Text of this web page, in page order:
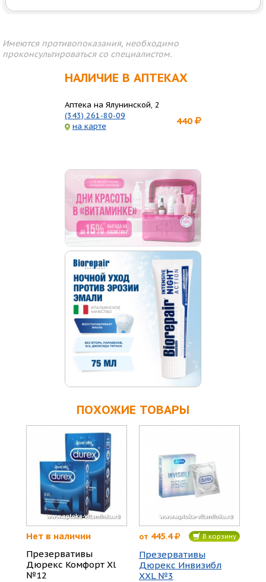
Имеются противопоказания, необходимо
проконсультироваться со специалистом.
НАЛИЧИЕ В АПТЕКАХ
Аптека на Ялунинской, 2
(343) 261-80-09
на карте
440
ПОХОЖИЕ ТОВАРЫ
Нет в наличии
Презервативы
Дюрекс Комфорт Xl
№12
от 445.4 В корзину
Презервативы
Дюрекс Инвизибл
ХХL №3